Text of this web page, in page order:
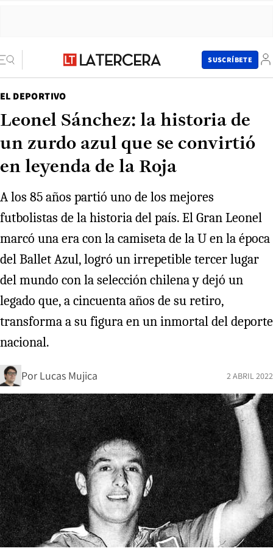
SUSCRÍBETE
EL DEPORTIVO
Leonel Sánchez: la historia de
un zurdo azul que se convirtió
en leyenda de la Roja
A los 85 años partió uno de los mejores
futbolistas de la historia del país. El Gran Leonel
marcó una era con la camiseta de la U en la época
del Ballet Azul, logró un irrepetible tercer lugar
del mundo con la selección chilena y dejó un
legado que, a cincuenta años de su retiro,
transforma a su figura en un inmortal del deporte
nacional.
Por Lucas Mujica 2 ABRIL 2022